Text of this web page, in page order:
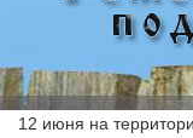
12 июня на